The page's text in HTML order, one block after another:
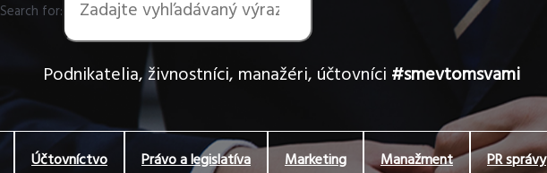
Search for:
Podnikatelia, živnostníci, manažéri, účtovníci #smevtomsvami
Účtovníctvo Právo a legislatíva Marketing Manažment PR správy